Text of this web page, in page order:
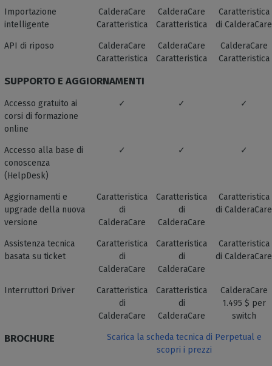
Importazione
intelligente
CalderaCare
Caratteristica
CalderaCare
Caratteristica
Caratteristica
di CalderaCare
API di riposo
CalderaCare
Caratteristica
CalderaCare
Caratteristica
CalderaCare
Caratteristica
SUPPORTO E AGGIORNAMENTI
Accesso gratuito ai
corsi di formazione
online
✓ ✓ ✓
Accesso alla base di
conoscenza
(HelpDesk)
✓ ✓ ✓
Aggiornamenti e
upgrade della nuova
versione
Caratteristica
di
CalderaCare
Caratteristica
di
CalderaCare
Caratteristica
di CalderaCare
Assistenza tecnica
basata su ticket
Caratteristica
di
CalderaCare
Caratteristica
di
CalderaCare
Caratteristica
di CalderaCare
Interruttori Driver
Caratteristica
di
CalderaCare
Caratteristica
di
CalderaCare
CalderaCare
1.495 $ per
switch
BROCHURE
Scarica la scheda tecnica di Perpetual e
scopri i prezzi